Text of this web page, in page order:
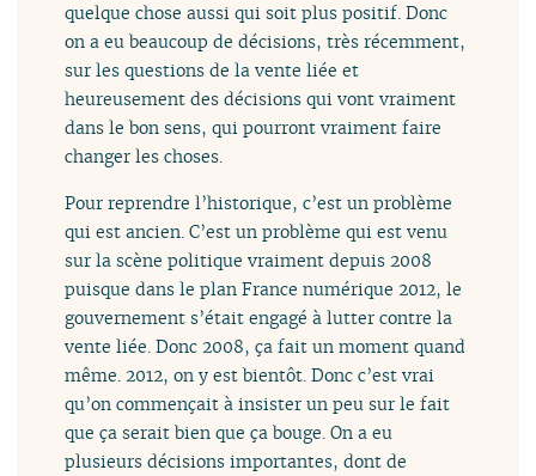
quelque chose aussi qui soit plus positif. Donc
on a eu beaucoup de décisions, très récemment,
sur les questions de la vente liée et
heureusement des décisions qui vont vraiment
dans le bon sens, qui pourront vraiment faire
changer les choses.
Pour reprendre l’historique, c’est un problème
qui est ancien. C’est un problème qui est venu
sur la scène politique vraiment depuis 2008
puisque dans le plan France numérique 2012, le
gouvernement s’était engagé à lutter contre la
vente liée. Donc 2008, ça fait un moment quand
même. 2012, on y est bientôt. Donc c’est vrai
qu’on commençait à insister un peu sur le fait
que ça serait bien que ça bouge. On a eu
plusieurs décisions importantes, dont de